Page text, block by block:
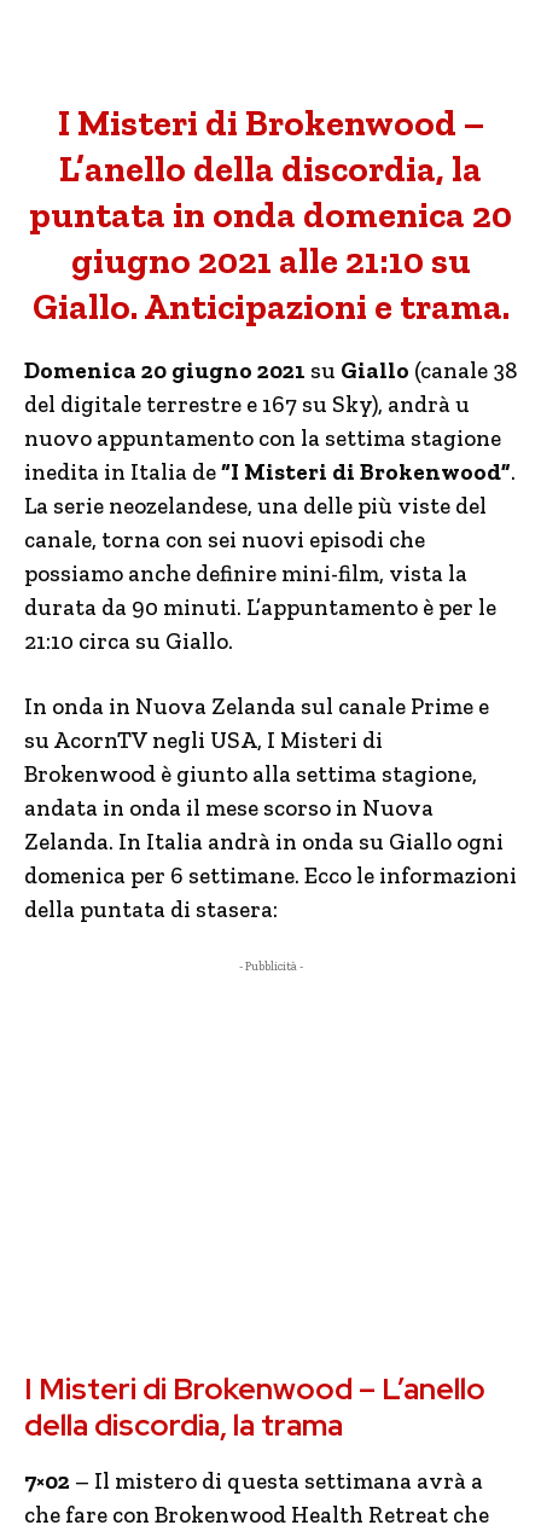
I Misteri di Brokenwood –
L’anello della discordia, la
puntata in onda domenica 20
giugno 2021 alle 21:10 su
Giallo. Anticipazioni e trama.
Domenica 20 giugno 2021 su Giallo (canale 38
del digitale terrestre e 167 su Sky), andrà u
nuovo appuntamento con la settima stagione
inedita in Italia de“I Misteri di Brokenwood”.
La serie neozelandese, una delle più viste del
canale, torna con sei nuovi episodi che
possiamo anche definire mini-film, vista la
durata da 90 minuti. L’appuntamento è per le
21:10 circa su Giallo.
In onda in Nuova Zelanda sul canale Prime e
su AcornTV negli USA, I Misteri di
Brokenwood è giunto alla settima stagione,
andata in onda il mese scorso in Nuova
Zelanda. In Italia andrà in onda su Giallo ogni
domenica per 6 settimane. Ecco le informazioni
della puntata di stasera:
- Pubblicità -
I Misteri di Brokenwood – L’anello
della discordia, la trama
7×02 – Il mistero di questa settimana avrà a
che fare con Brokenwood Health Retreat che